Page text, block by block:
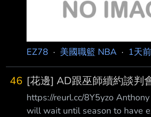
EZ78 · 美國職籃 NBA · 1天前
46 [花邊] AD跟巫師續約談判
https://reurl.cc/8Y5yzo
will wait until season to have